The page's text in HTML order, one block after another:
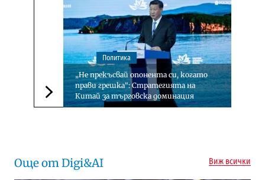
Следваща новина
Политика
„Не прекъсвай опонента си, когато
прави грешка“: Стратегията на
Китай за търговска доминация
Още от Digi&AI Виж всички